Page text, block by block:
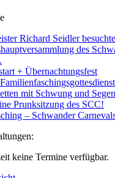
Richard Seidler
des
+ Übernachtungsfest
mit Schwung und
Prunksitzung des SCC!
– Schwander
keine Termine verfügbar.